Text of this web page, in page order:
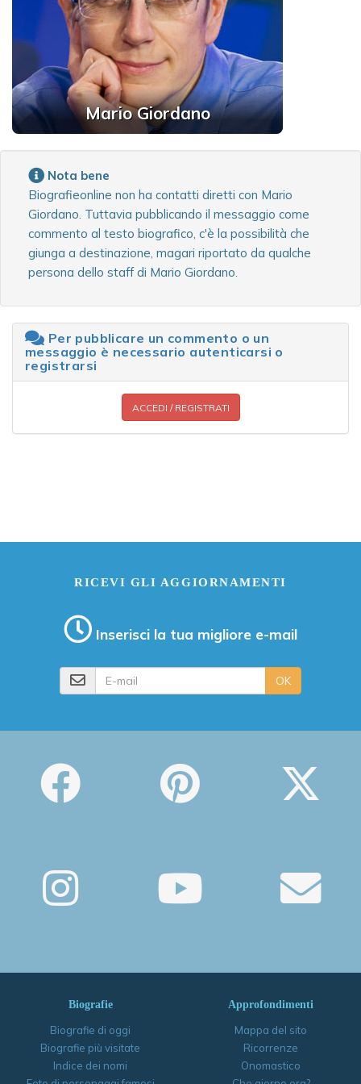
Mario Giordano
Nota bene
Biografieonline non ha contatti diretti con Mario
Giordano. Tuttavia pubblicando il messaggio come
commento al testo biografico, c'è la possibilità che
giunga a destinazione, magari riportato da qualche
persona dello staff di Mario Giordano.
Per pubblicare un commento o un
messaggio è necessario autenticarsi o
registrarsi
ACCEDI / REGISTRATI
RICEVI GLI AGGIORNAMENTI
Inserisci la tua migliore e-mail
OK
Biografie
Biografie di oggi
Biografie più visitate
Indice dei nomi
Approfondimenti
Mappa del sito
Ricorrenze
Onomastico